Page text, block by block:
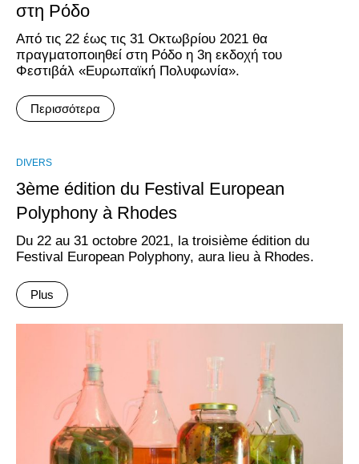
στη Ρόδο
Από τις 22 έως τις 31 Οκτωβρίου 2021 θα
πραγματοποιηθεί στη Ρόδο η 3η εκδοχή του
Φεστιβάλ «Ευρωπαϊκή Πολυφωνία».
Περισσότερα
DIVERS
3ème édition du Festival European
Polyphony à Rhodes
Du 22 au 31 octobre 2021, la troisième édition du
Festival European Polyphony, aura lieu à Rhodes.
Plus